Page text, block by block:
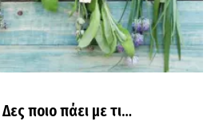
ποιο πάει με τι…